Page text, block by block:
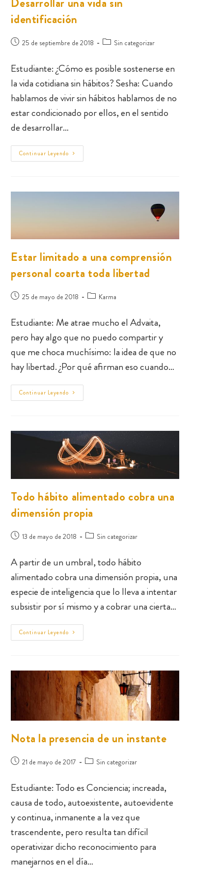
identificación
25 de septiembre de 2018 Sin categorizar
Estudiante: ¿Cómo es posible sostenerse en
la vida cotidiana sin hábitos? Sesha: Cuando
hablamos de vivir sin hábitos hablamos de no
estar condicionado por ellos, en el sentido
de desarrollar…
Continuar Leyendo
Estar limitado a una comprensión
personal coarta toda libertad
25 de mayo de 2018 Karma
Estudiante: Me atrae mucho el Advaita,
pero hay algo que no puedo compartir y
que me choca muchísimo: la idea de que no
hay libertad. ¿Por qué afirman eso cuando…
Continuar Leyendo
Todo hábito alimentado cobra una
dimensión propia
13 de mayo de 2018 Sin categorizar
A partir de un umbral, todo hábito
alimentado cobra una dimensión propia, una
especie de inteligencia que lo lleva a intentar
subsistir por sí mismo y a cobrar una cierta…
Continuar Leyendo
Nota la presencia de un instante
21 de mayo de 2017 Sin categorizar
Estudiante: Todo es Conciencia; increada,
causa de todo, autoexistente, autoevidente
y continua, inmanente a la vez que
trascendente, pero resulta tan difícil
operativizar dicho reconocimiento para
manejarnos en el día…